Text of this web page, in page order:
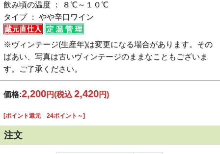
飲み頃の温度 ： ８℃～１０℃
タイプ ： やや辛口ワイン
※ヴィンテージ(生産年)は変更になる場合があります。その
ばあい、写真は古いヴィンテージのままなこともございま
す。ご了承ください。
価格:2,200円(税込 2,420円)
[ポイント還元 24ポイント～]
注文